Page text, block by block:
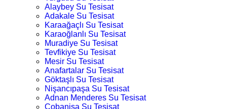
Alaybey Su Tesisat
Adakale Su Tesisat
Karaağaçlı Su Tesisat
Karaoğlanlı Su Tesisat
Muradiye Su Tesisat
Tevfikiye Su Tesisat
Mesir Su Tesisat
Anafartalar Su Tesisat
Göktaşlı Su Tesisat
Nişancıpaşa Su Tesisat
Adnan Menderes Su Tesisat
Çobanisa Su Tesisat